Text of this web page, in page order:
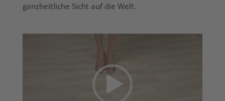
ganzheitliche Sicht auf die Welt.